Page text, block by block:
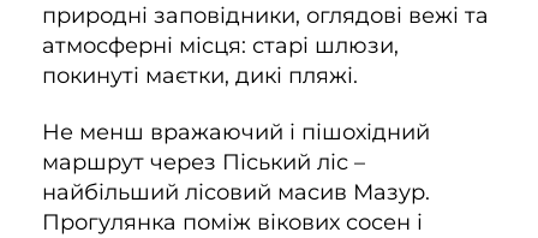
природні заповідники, оглядові вежі та
атмосферні місця: старі шлюзи,
покинуті маєтки, дикі пляжі.
Не менш вражаючий і пішохідний
маршрут через Піський ліс –
найбільший лісовий масив Мазур.
Прогулянка поміж вікових сосен і